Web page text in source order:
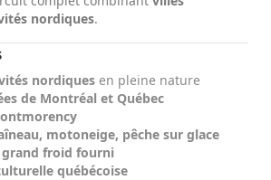
nordiques.
nordiques en pleine nature
de Montréal et Québec
motoneige, pêche sur glace
froid fourni
québécoise